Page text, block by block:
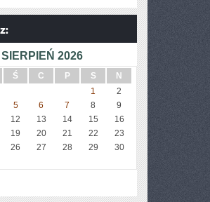
SIERPIEŃ 2026
Ś C P S
N
1
2
5 6 7 8
9
12 13 14 15
16
19 20 21 22
23
26 27 28 29
30